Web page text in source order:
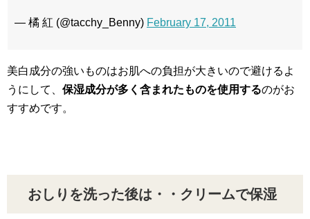
— 橘 紅 (@tacchy_Benny) February 17, 2011
美白成分の強いものはお肌への負担が大きいので避けるよ
うにして、 保湿成分が多く含まれたものを使用するのがお
すすめです。
おしりを洗った後は・・クリームで保湿